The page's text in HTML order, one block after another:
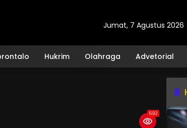
Jumat, 7 Agustus 2026
Hukrim Olahraga Advetorial
692